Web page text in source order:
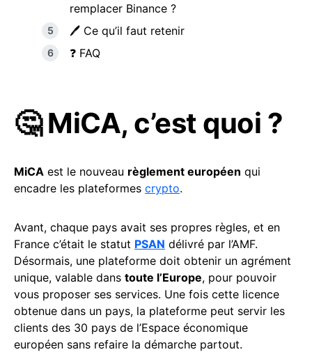
remplacer Binance ?
🖊️ Ce qu’il faut retenir
❓ FAQ
🤔 MiCA, c’est quoi ?
MiCA est le nouveau règlement européen qui
encadre les plateformes crypto.
Avant, chaque pays avait ses propres règles, et en
France c’était le statut PSAN délivré par l’AMF.
Désormais, une plateforme doit obtenir un agrément
unique, valable dans toute l’Europe, pour pouvoir
vous proposer ses services. Une fois cette licence
obtenue dans un pays, la plateforme peut servir les
clients des 30 pays de l’Espace économique
européen sans refaire la démarche partout.